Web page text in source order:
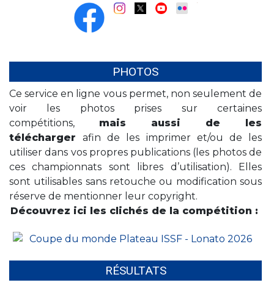
PHOTOS
Ce service en ligne vous permet, non seulement de
voir les photos prises sur certaines
compétitions, mais aussi de les
téléchargerafin de les imprimer et/ou de les
utiliser dans vos propres publications (les photos de
ces championnats sont libres d’utilisation). Elles
sont utilisables sans retouche ou modification sous
réserve de mentionner leur copyright.
Découvrez ici les clichés de la compétition :
RÉSULTATS